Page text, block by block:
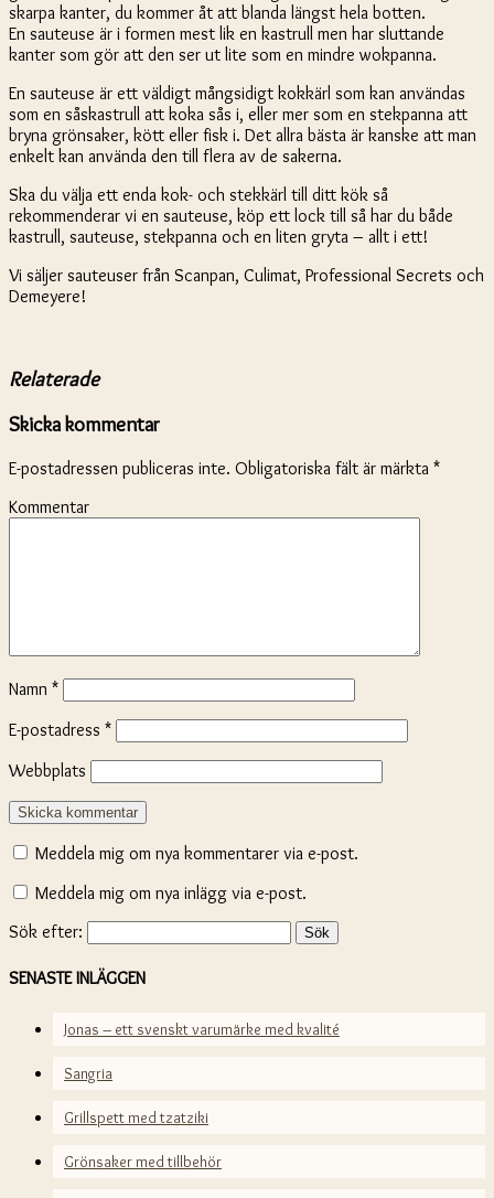
skarpa kanter, du kommer åt att blanda längst hela botten.
En sauteuse är i formen mest lik en kastrull men har sluttande
kanter som gör att den ser ut lite som en mindre wokpanna.
En sauteuse är ett väldigt mångsidigt kokkärl som kan användas
som en såskastrull att koka sås i, eller mer som en stekpanna att
bryna grönsaker, kött eller fisk i. Det allra bästa är kanske att man
enkelt kan använda den till flera av de sakerna.
Ska du välja ett enda kok- och stekkärl till ditt kök så
rekommenderar vi en sauteuse, köp ett lock till så har du både
kastrull, sauteuse, stekpanna och en liten gryta – allt i ett!
Vi säljer sauteuser från Scanpan, Culimat, Professional Secrets och
Demeyere!
Relaterade
Skicka kommentar
E-postadressen publiceras inte. Obligatoriska fält är märkta *
Kommentar
Namn *
E-postadress *
Webbplats
Meddela mig om nya kommentarer via e-post.
Meddela mig om nya inlägg via e-post.
Sök efter:
SENASTE INLÄGGEN
Jonas – ett svenskt varumärke med kvalité
Sangria
Grillspett med tzatziki
Grönsaker med tillbehör